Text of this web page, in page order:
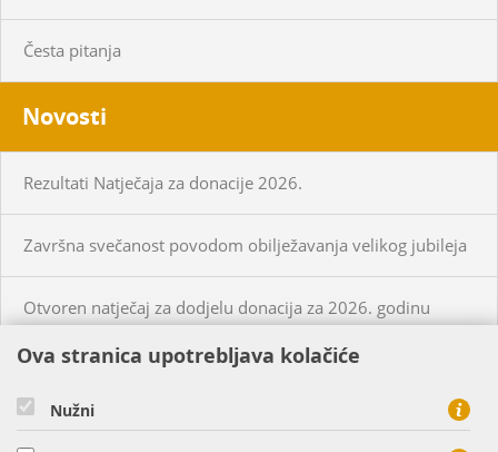
Česta pitanja
Novosti
Rezultati Natječaja za donacije 2026.
Završna svečanost povodom obilježavanja velikog jubileja
Otvoren natječaj za dodjelu donacija za 2026. godinu
KUPCI
CIJENE PLINA I USLUGA
Ova stranica upotrebljava kolačiće
Nužni